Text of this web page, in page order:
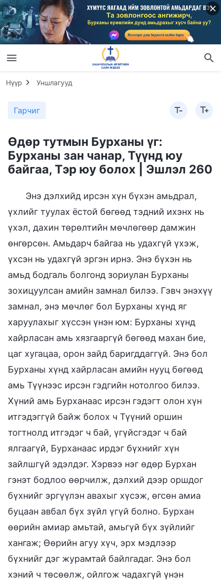
Нүүр Уншлагууд
Гарчиг
Өдөр тутмын Бурханы үг:
Бурханы зан чанар, Түүнд юу
байгаа, Тэр юу болох | Эшлэл 260
Энэ дэлхийд ирсэн хүн бүхэн амьдрал,
үхлийг туулах ёстой бөгөөд тэдний ихэнх нь
үхэл, дахин төрөлтийн мөчлөгөөр дамжин
өнгөрсөн. Амьдарч байгаа нь удахгүй үхэж,
үхсэн нь удахгүй эргэн ирнэ. Энэ бүхэн нь
амьд бодгаль болгонд зориулан Бурханы
зохицуулсан амийн замнал билээ. Гэвч энэхүү
замнал, энэ мөчлөг бол Бурханы хүнд яг
харуулахыг хүссэн үнэн юм: Бурханы хүнд
хайрласан амь хязгааргүй бөгөөд махан бие,
цаг хугацаа, орон зайд баригддаггүй. Энэ бол
Бурханы хүнд хайрласан амийн нууц бөгөөд
амь Түүнээс ирсэн гэдгийн нотолгоо билээ.
Хүний амь Бурханаас ирсэн гэдэгт олон хүн
итгэдэггүй байж болох ч Түүний оршин
тогтнолд итгэдэг ч бай, үгүйсгэдэг ч бай
ялгаагүй, Бурханаас ирдэг бүхнийг хүн
зайлшгүй эдэлдэг. Хэрвээ нэг өдөр Бурхан
гэнэт бодлоо өөрчилж, дэлхий дээр оршдог
бүхнийг эргүүлэн авахыг хүсэж, өгсөн амиа
буцаан авбал бүх зүйл үгүй болно. Бурхан
өөрийн амиар амьтай, амьгүй бүх зүйлийг
хангаж; Өөрийн агуу хүч, эрх мэдлээр
бүхнийг дэг журамтай байлгадаг. Энэ бол
хэний ч төсөөлж, ойлгож чадахгүй үнэн